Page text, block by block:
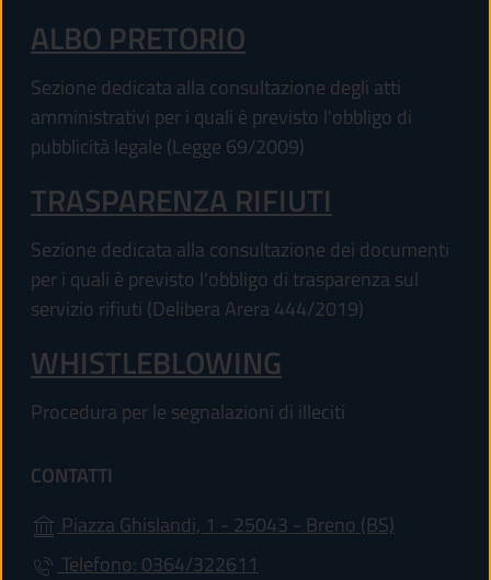
ALBO PRETORIO
Sezione dedicata alla consultazione degli atti
amministrativi per i quali è previsto l'obbligo di
pubblicità legale (Legge 69/2009)
TRASPARENZA RIFIUTI
Sezione dedicata alla consultazione dei documenti
per i quali è previsto l'obbligo di trasparenza sul
servizio rifiuti (Delibera Arera 444/2019)
WHISTLEBLOWING
Procedura per le segnalazioni di illeciti
CONTATTI
Piazza Ghislandi, 1 - 25043 - Breno (BS)
Telefono: 0364/322611